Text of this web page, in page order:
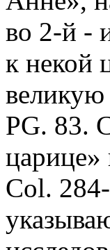
во 2-й -
к некой
PG. 83.
Col.